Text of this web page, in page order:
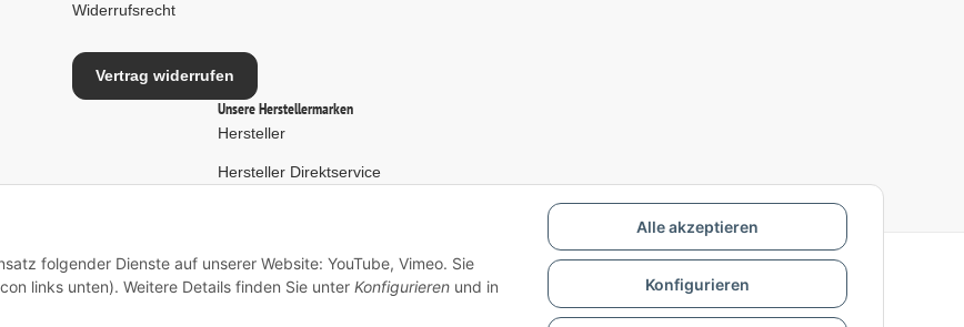
Alle akzeptieren
Konfigurieren
folgender Dienste auf unserer Website: YouTube, Vimeo. Sie
links unten). Weitere Details finden Sie unter Konfigurieren und in
Widerrufsrecht
Vertrag widerrufen
Unsere Herstellermarken
Hersteller
Hersteller Direktservice